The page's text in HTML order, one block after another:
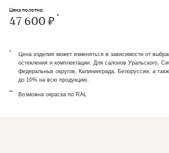
Цена полотна:
47 600 ₽
*
Цена изделия может изменяться в зависимости от
остекления и комплектации. Для салонов Уральского,
федеральных округов, Калининграда, Белоруссии, а
до 10% на всю продукцию.
** Возможна окраска по RAL